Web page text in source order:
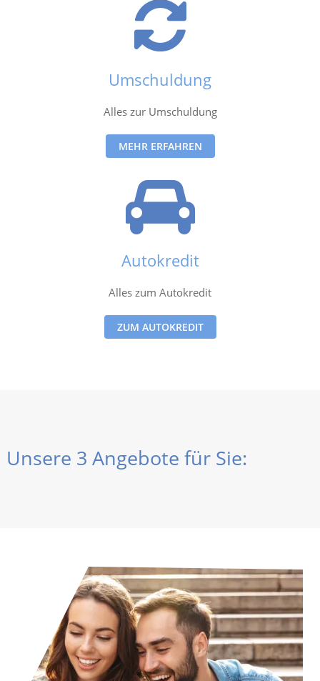
Umschuldung
Alles zur Umschuldung
MEHR ERFAHREN
Autokredit
Alles zum Autokredit
ZUM AUTOKREDIT
Unsere 3 Angebote für Sie: